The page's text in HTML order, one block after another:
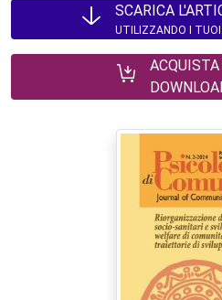
SCARICA
UTILIZZANDO I